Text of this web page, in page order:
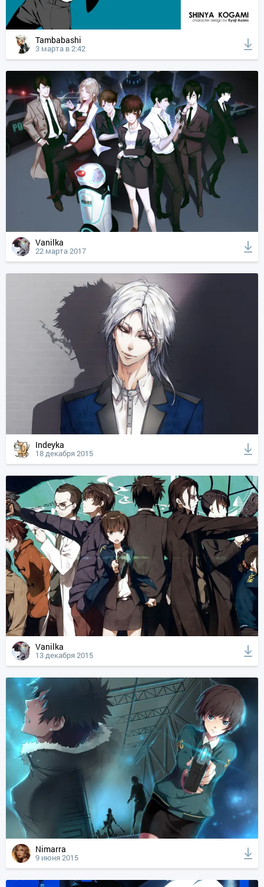
Tambabashi
3 марта в 2:42
Vanilka
22 марта 2017
Indeyka
18 декабря 2015
Vanilka
13 декабря 2015
Nimarra
9 июня 2015